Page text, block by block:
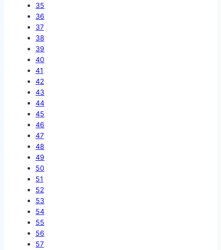
35
36
37
38
39
40
41
42
43
44
45
46
47
48
49
50
51
52
53
54
55
56
57